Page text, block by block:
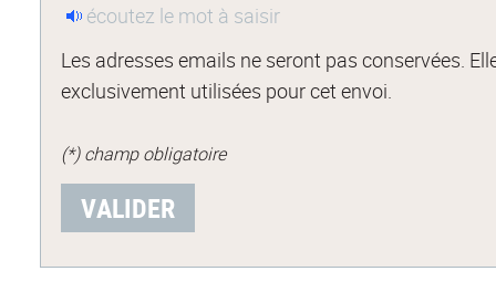
écoutez le mot à saisir
Les adresses emails ne seront pas conservées.
exclusivement utilisées pour cet envoi.
(*) champ obligatoire